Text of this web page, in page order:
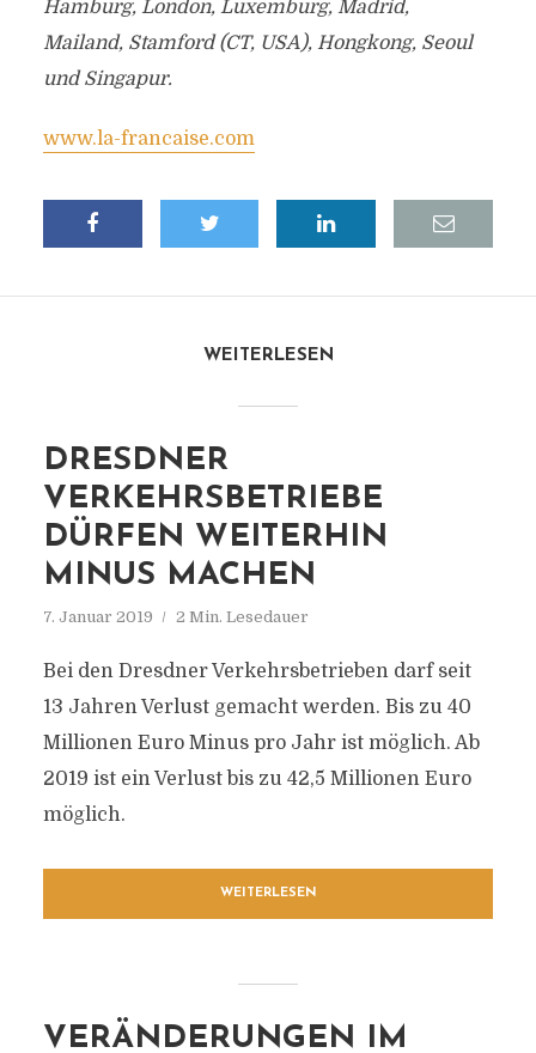
Hamburg, London, Luxemburg, Madrid,
Mailand, Stamford (CT, USA), Hongkong, Seoul
und Singapur.
www.la-francaise.com
WEITERLESEN
DRESDNER
VERKEHRSBETRIEBE
DÜRFEN WEITERHIN
MINUS MACHEN
7. Januar 2019 2 Min. Lesedauer
Bei den Dresdner Verkehrsbetrieben darf seit
13 Jahren Verlust gemacht werden. Bis zu 40
Millionen Euro Minus pro Jahr ist möglich. Ab
2019 ist ein Verlust bis zu 42,5 Millionen Euro
möglich.
WEITERLESEN
VERÄNDERUNGEN IM